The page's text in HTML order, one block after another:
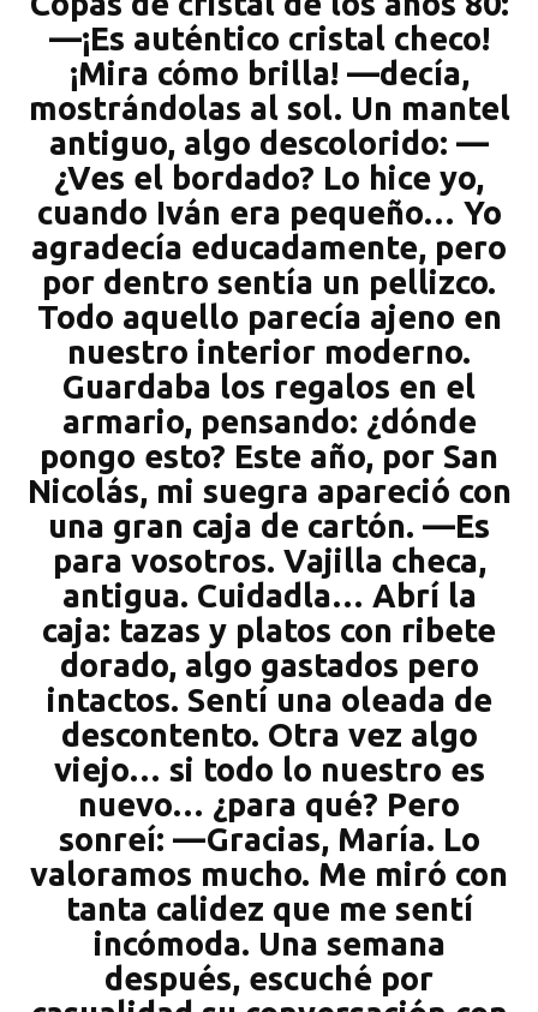
—¡Es auténtico cristal checo!
¡Mira cómo brilla! —decía,
mostrándolas al sol. Un mantel
antiguo, algo descolorido: —
¿Ves el bordado? Lo hice yo,
cuando Iván era pequeño… Yo
agradecía educadamente, pero
por dentro sentía un pellizco.
Todo aquello parecía ajeno en
nuestro interior moderno.
Guardaba los regalos en el
armario, pensando: ¿dónde
pongo esto? Este año, por San
Nicolás, mi suegra apareció con
una gran caja de cartón. —Es
para vosotros. Vajilla checa,
antigua. Cuidadla… Abrí la
caja: tazas y platos con ribete
dorado, algo gastados pero
intactos. Sentí una oleada de
descontento. Otra vez algo
viejo… si todo lo nuestro es
nuevo… ¿para qué? Pero
sonreí: —Gracias, María. Lo
valoramos mucho. Me miró con
tanta calidez que me sentí
incómoda. Una semana
después, escuché por